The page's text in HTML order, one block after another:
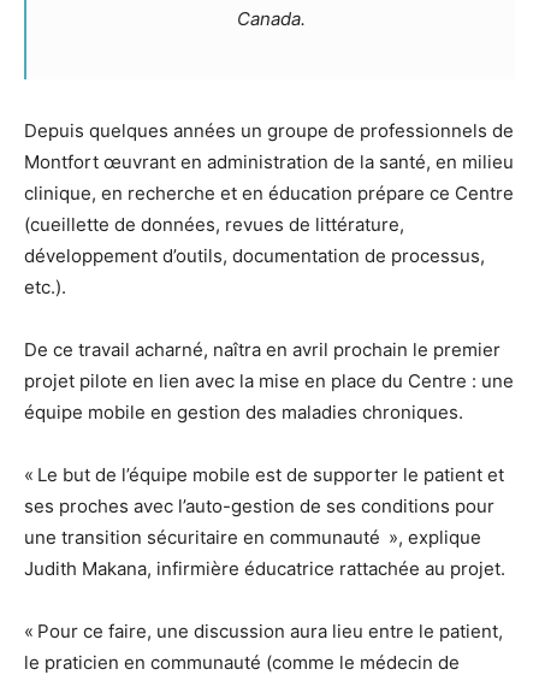
Canada.
Depuis quelques années un groupe de professionnels de
Montfort œuvrant en administration de la santé, en milieu
clinique, en recherche et en éducation prépare ce Centre
(cueillette de données, revues de littérature,
développement d’outils, documentation de processus,
etc.).
De ce travail acharné, naîtra en avril prochain le premier
projet pilote en lien avec la mise en place du Centre : une
équipe mobile en gestion des maladies chroniques.
« Le but de l’équipe mobile est de supporter le patient et
ses proches avec l’auto-gestion de ses conditions pour
une transition sécuritaire en communauté », explique
Judith Makana, infirmière éducatrice rattachée au projet.
« Pour ce faire, une discussion aura lieu entre le patient,
le praticien en communauté (comme le médecin de